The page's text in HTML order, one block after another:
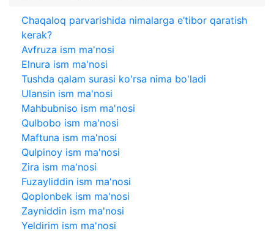
Chaqaloq parvarishida nimalarga e’tibor qaratish
kerak?
Avfruza ism ma'nosi
Elnura ism ma'nosi
Tushda qalam surasi ko'rsa nima bo'ladi
Ulansin ism ma'nosi
Mahbubniso ism ma'nosi
Qulbobo ism ma'nosi
Maftuna ism ma'nosi
Qulpinoy ism ma'nosi
Zira ism ma'nosi
Fuzayliddin ism ma'nosi
Qoplonbek ism ma'nosi
Zayniddin ism ma'nosi
Yeldirim ism ma'nosi